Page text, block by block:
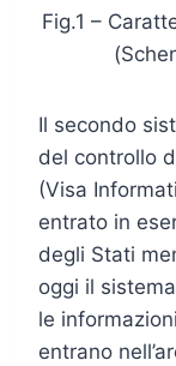
Fig.1 –
Il secondo
del controllo
(Visa
entrato in
degli Stati
oggi il
le
entrano